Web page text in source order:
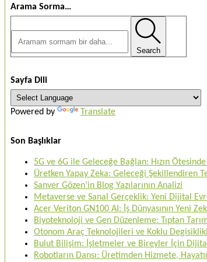
Arama Sorma…
Search
Sayfa Dili
Powered by Translate
Son Başlıklar
5G ve 6G ile Geleceğe Bağlan: Hızın
Üretken Yapay Zeka: Geleceği Şekillendiren
Sanver Gözen’in Blog Yazılarının Analizi
Metaverse ve Sanal Gerçeklik: Yeni Dijital
Acer Veriton GN100 AI: İş Dünyasının Yeni Zeki
Biyoteknoloji ve Gen Düzenleme: Tıptan
Otonom Araç Teknolojileri ve Koklu
Bulut Bilişim: İşletmeler ve Bireyler İçin
Robotların Dansı: Üretimden Hizmete,